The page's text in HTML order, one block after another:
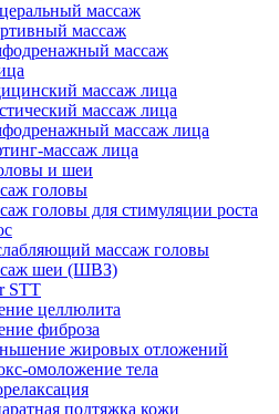
массаж
массаж
массаж
массаж лица
массаж лица
массаж лица
массаж лица
и шеи
головы
головы для стимуляции роста
массаж головы
шеи (ШВЗ)
STT
целлюлита
фиброза
жировых отложений
омоложение тела
подтяжка кожи